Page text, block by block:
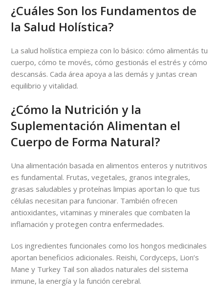
¿Cuáles Son los Fundamentos de
la Salud Holística?
La salud holística empieza con lo básico: cómo alimentás tu
cuerpo, cómo te movés, cómo gestionás el estrés y cómo
descansás. Cada área apoya a las demás y juntas crean
equilibrio y vitalidad.
¿Cómo la Nutrición y la
Suplementación Alimentan el
Cuerpo de Forma Natural?
Una alimentación basada en alimentos enteros y nutritivos
es fundamental. Frutas, vegetales, granos integrales,
grasas saludables y proteínas limpias aportan lo que tus
células necesitan para funcionar. También ofrecen
antioxidantes, vitaminas y minerales que combaten la
inflamación y protegen contra enfermedades.
Los ingredientes funcionales como los hongos medicinales
aportan beneficios adicionales. Reishi, Cordyceps, Lion’s
Mane y Turkey Tail son aliados naturales del sistema
inmune, la energía y la función cerebral.